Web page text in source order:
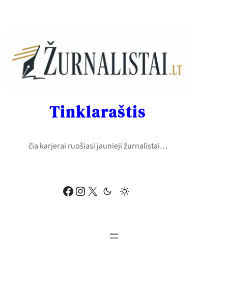
Facebook Instagram X
Tinklaraštis
čia karjerai ruošiasi jaunieji žurnalistai…